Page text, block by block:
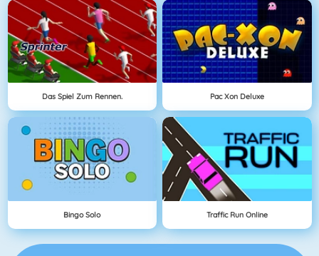
Das Spiel Zum Rennen. Pac Xon Deluxe
Bingo Solo Traffic Run Online